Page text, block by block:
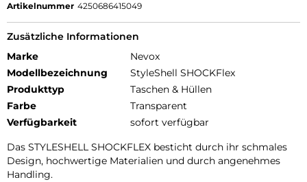
Artikelnummer 4250686415049
Zusätzliche Informationen
Marke
Nevox
Modellbezeichnung
StyleShell SHOCKFlex
Produkttyp
Taschen & Hüllen
Farbe
Transparent
Verfügbarkeit
sofort verfügbar
Das STYLESHELL SHOCKFLEX besticht durch ihr schmales
Design, hochwertige Materialien und durch angenehmes
Handling.